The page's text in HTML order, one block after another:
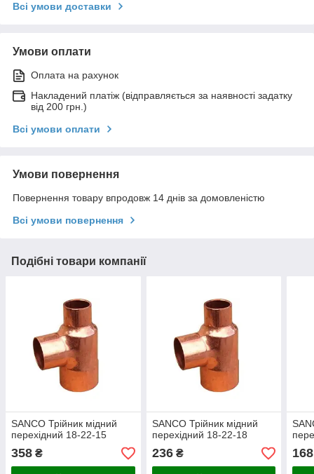
Всі умови доставки
Умови оплати
Оплата на рахунок
Накладений платіж (відправляється за наявності задатку
від 200 грн.)
Всі умови оплати
Умови повернення
Повернення товару впродовж 14 днів за домовленістю
Всі умови повернення
Подібні товари компанії
SANCO Трійник мідний
перехідний 18-22-15
358 ₴
SANCO Трійник мідний
перехідний 18-22-18
236₴ 168